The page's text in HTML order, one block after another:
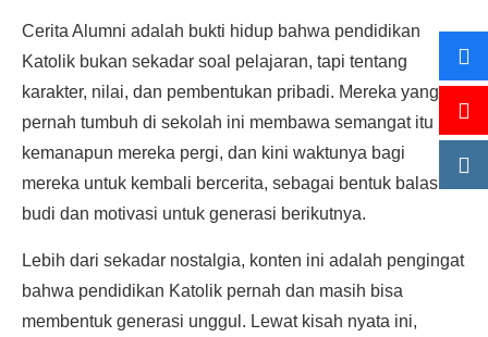
Cerita Alumni adalah bukti hidup bahwa pendidikan
Katolik bukan sekadar soal pelajaran, tapi tentang
karakter, nilai, dan pembentukan pribadi. Mereka yang
pernah tumbuh di sekolah ini membawa semangat itu
kemanapun mereka pergi, dan kini waktunya bagi
mereka untuk kembali bercerita, sebagai bentuk balas
budi dan motivasi untuk generasi berikutnya.
Lebih dari sekadar nostalgia, konten ini adalah pengingat
bahwa pendidikan Katolik pernah dan masih bisa
membentuk generasi unggul. Lewat kisah nyata ini,